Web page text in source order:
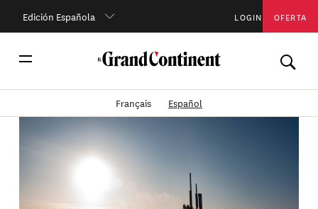
Edición Española LOGIN OFERTA
Français Español